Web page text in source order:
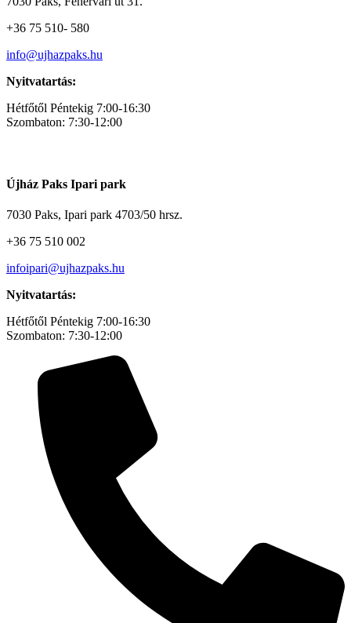
+36 75 510- 580
info@ujhazpaks.hu
Nyitvatartás:
Hétfőtől Péntekig 7:00-16:30
Szombaton: 7:30-12:00
Újház Paks Ipari park
7030 Paks, Ipari park 4703/50 hrsz.
+36 75 510 002
infoipari@ujhazpaks.hu
Nyitvatartás:
Hétfőtől Péntekig 7:00-16:30
Szombaton: 7:30-12:00